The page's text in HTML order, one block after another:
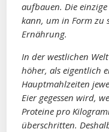
aufbauen. Die
kann, um in Form zu
Ernährung.
In der westlichen
höher, als eigentlich
Hauptmahlzeiten
Eier gegessen wird,
Proteine pro
überschritten.